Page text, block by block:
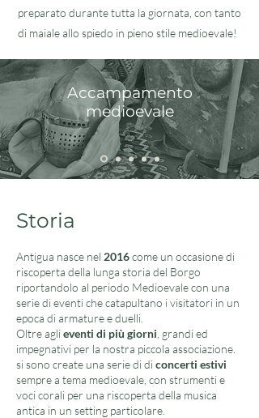
preparato durante tutta la giornata, con tanto
di maiale allo spiedo in pieno stile medioevale!
Accampamento
medioevale
Storia
Antigua nasce nel 2016come un occasione di
riscoperta della lunga storia del Borgo
riportandolo al periodo Medioevale con una
serie di eventi che catapultano i visitatori in un
epoca di armature e duelli.
Oltre aglieventi di più giorni , grandi ed
impegnativi per la nostra piccola associazione.
si sono create una serie di diconcerti estivi
sempre a tema medioevale, con strumenti e
voci corali per una riscoperta della musica
antica in un setting particolare.